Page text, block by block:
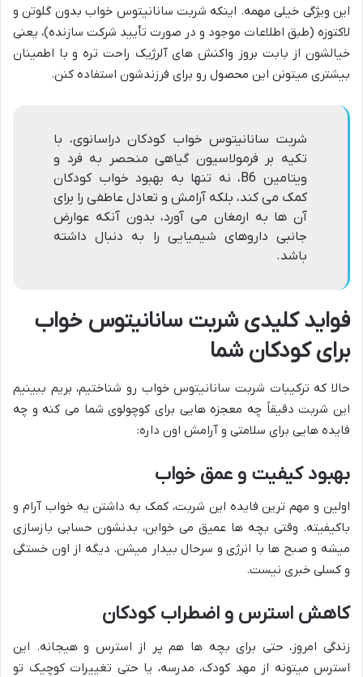
این ویژگی خیلی مهمه. اینکه شربت سانانیتوس خواب بدون گلوتن و
لاکتوزه (طبق اطلاعات موجود و در صورت تأیید شرکت سازنده)، یعنی
خیالشون از بابت بروز واکنش های آلرژیک راحت تره و با اطمینان
بیشتری میتونن این محصول رو برای فرزندشون استفاده کنن.
شربت سانانیتوس خواب کودکان دراسانوی، با
تکیه بر فرمولاسیون گیاهی منحصر به فرد و
ویتامین B6، نه تنها به بهبود خواب کودکان
کمک می کند، بلکه آرامش و تعادل عاطفی را برای
آن ها به ارمغان می آورد، بدون آنکه عوارض
جانبی داروهای شیمیایی را به دنبال داشته
باشد.
فواید کلیدی شربت سانانیتوس خواب
برای کودکان شما
حالا که ترکیبات شربت سانانیتوس خواب رو شناختیم، بریم ببینیم
این شربت دقیقاً چه معجزه هایی برای کوچولوی شما می کنه و چه
فایده هایی برای سلامتی و آرامش اون داره:
بهبود کیفیت و عمق خواب
اولین و مهم ترین فایده این شربت، کمک به داشتن یه خواب آرام و
باکیفیته. وقتی بچه ها عمیق می خوابن، بدنشون حسابی بازسازی
میشه و صبح ها با انرژی و سرحال بیدار میشن. دیگه از اون خستگی
و کسلی خبری نیست.
کاهش استرس و اضطراب کودکان
زندگی امروز، حتی برای بچه ها هم پر از استرس و هیجانه. این
استرس میتونه از مهد کودک، مدرسه، یا حتی تغییرات کوچیک تو